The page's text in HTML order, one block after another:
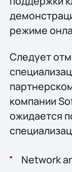
режиме
Следует
компании
ожидается
Network